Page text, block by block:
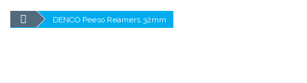
DENCO Peeso Reamers 32mm